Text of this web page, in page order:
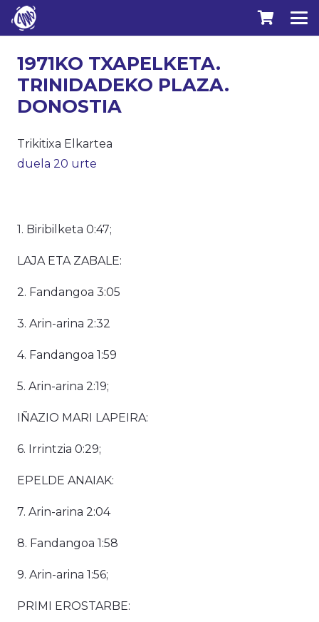
1971KO TXAPELKETA.
TRINIDADEKO PLAZA.
DONOSTIA
Trikitixa Elkartea
duela 20 urte
1. Biribilketa 0:47;
LAJA ETA ZABALE:
2. Fandangoa 3:05
3. Arin-arina 2:32
4. Fandangoa 1:59
5. Arin-arina 2:19;
IÑAZIO MARI LAPEIRA:
6. Irrintzia 0:29;
EPELDE ANAIAK:
7. Arin-arina 2:04
8. Fandangoa 1:58
9. Arin-arina 1:56;
PRIMI EROSTARBE: